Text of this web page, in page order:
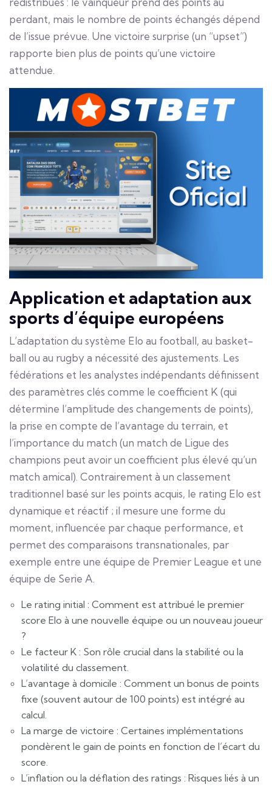
perdant, mais le nombre de points échangés dépend
de l’issue prévue. Une victoire surprise (un “upset”)
rapporte bien plus de points qu’une victoire
attendue.
Application et adaptation aux
sports d’équipe européens
L’adaptation du système Elo au football, au basket-
ball ou au rugby a nécessité des ajustements. Les
fédérations et les analystes indépendants définissent
des paramètres clés comme le coefficient K (qui
détermine l’amplitude des changements de points),
la prise en compte de l’avantage du terrain, et
l’importance du match (un match de Ligue des
champions peut avoir un coefficient plus élevé qu’un
match amical). Contrairement à un classement
traditionnel basé sur les points acquis, le rating Elo est
dynamique et réactif ; il mesure une forme du
moment, influencée par chaque performance, et
permet des comparaisons transnationales, par
exemple entre une équipe de Premier League et une
équipe de Serie A.
Le rating initial : Comment est attribué le premier
score Elo à une nouvelle équipe ou un nouveau joueur
?
Le facteur K : Son rôle crucial dans la stabilité ou la
volatilité du classement.
L’avantage à domicile : Comment un bonus de points
fixe (souvent autour de 100 points) est intégré au
calcul.
La marge de victoire : Certaines implémentations
pondèrent le gain de points en fonction de l’écart du
score.
L’inflation ou la déflation des ratings : Risques liés à un